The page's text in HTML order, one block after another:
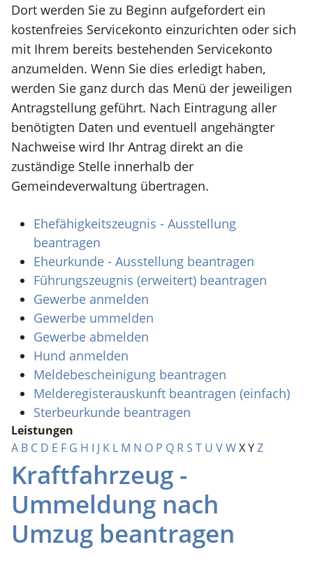
Dort werden Sie zu Beginn aufgefordert ein
kostenfreies Servicekonto einzurichten oder sich
mit Ihrem bereits bestehenden Servicekonto
anzumelden. Wenn Sie dies erledigt haben,
werden Sie ganz durch das Menü der jeweiligen
Antragstellung geführt. Nach Eintragung aller
benötigten Daten und eventuell angehängter
Nachweise wird Ihr Antrag direkt an die
zuständige Stelle innerhalb der
Gemeindeverwaltung übertragen.
Ehefähigkeitszeugnis - Ausstellung
beantragen
Eheurkunde - Ausstellung beantragen
Führungszeugnis (erweitert) beantragen
Gewerbe anmelden
Gewerbe ummelden
Gewerbe abmelden
Hund anmelden
Meldebescheinigung beantragen
Melderegisterauskunft beantragen (einfach)
Sterbeurkunde beantragen
Leistungen
A B C D E F G H I J K L M N O P Q R S T U VWXYZ
Kraftfahrzeug -
Ummeldung nach
Umzug beantragen